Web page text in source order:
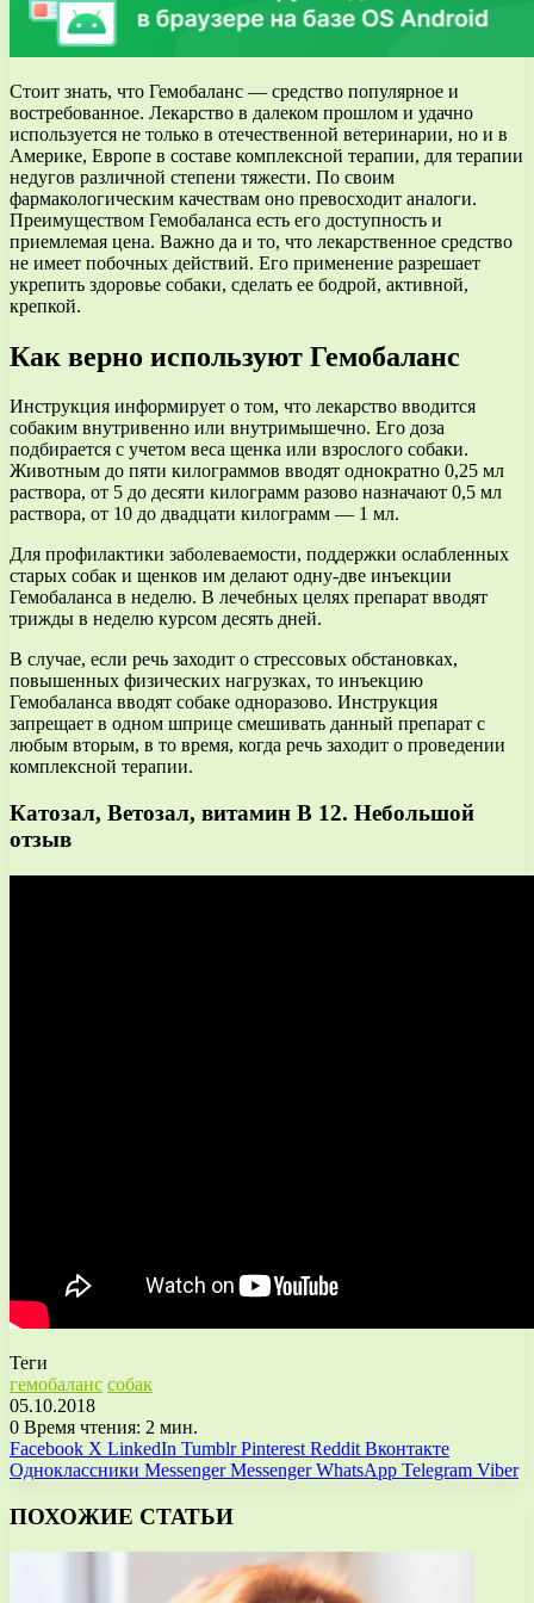
Стоит знать, что Гемобаланс — средство популярное и
востребованное. Лекарство в далеком прошлом и удачно
используется не только в отечественной ветеринарии, но и в
Америке, Европе в составе комплексной терапии, для терапии
недугов различной степени тяжести. По своим
фармакологическим качествам оно превосходит аналоги.
Преимуществом Гемобаланса есть его доступность и
приемлемая цена. Важно да и то, что лекарственное средство
не имеет побочных действий. Его применение разрешает
укрепить здоровье собаки, сделать ее бодрой, активной,
крепкой.
Как верно используют Гемобаланс
Инструкция информирует о том, что лекарство вводится
собаким внутривенно или внутримышечно. Его доза
подбирается с учетом веса щенка или взрослого собаки.
Животным до пяти килограммов вводят однократно 0,25 мл
раствора, от 5 до десяти килограмм разово назначают 0,5 мл
раствора, от 10 до двадцати килограмм — 1 мл.
Для профилактики заболеваемости, поддержки ослабленных
старых собак и щенков им делают одну-две инъекции
Гемобаланса в неделю. В лечебных целях препарат вводят
трижды в неделю курсом десять дней.
В случае, если речь заходит о стрессовых обстановках,
повышенных физических нагрузках, то инъекцию
Гемобаланса вводят собаке одноразово. Инструкция
запрещает в одном шприце смешивать данный препарат с
любым вторым, в то время, когда речь заходит о проведении
комплексной терапии.
Катозал, Ветозал, витамин В 12. Небольшой
отзыв
Теги
гемобаланс собак
05.10.2018
0 Время чтения: 2 мин.
Facebook X LinkedIn Tumblr Pinterest Reddit Вконтакте
Одноклассники Messenger Messenger WhatsApp Telegram Viber
ПОХОЖИЕ СТАТЬИ